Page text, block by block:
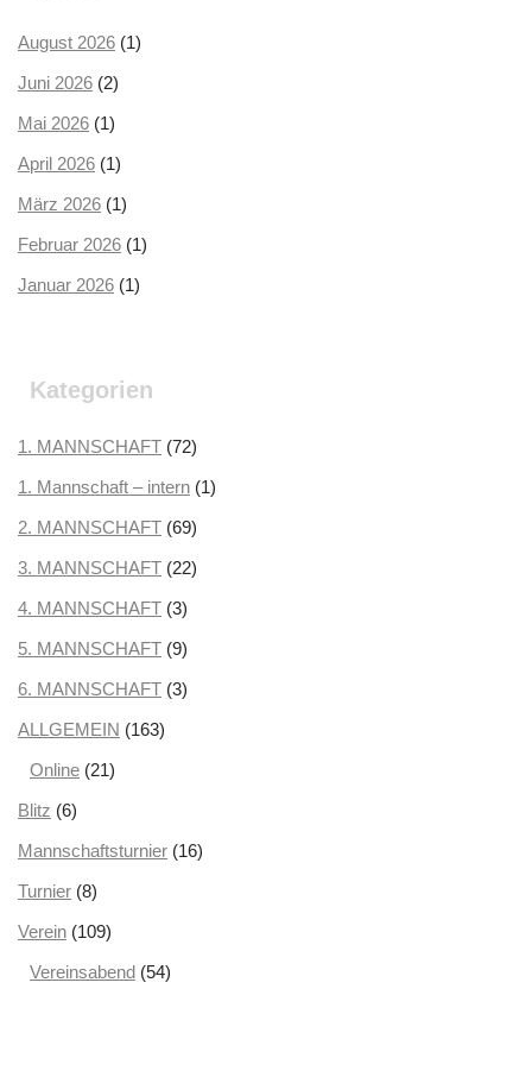
August 2026 (1)
Juni 2026 (2)
Mai 2026 (1)
April 2026 (1)
März 2026 (1)
Februar 2026 (1)
Januar 2026 (1)
September 2025
August 2025(2)
Juli 2025(3)
Juni 2025(1)
Mai 2025(1)
April 2025(3)
März 2025(3)
Februar 2025(2)
Januar 2025(2)
Dezember 2024
November 2024
Oktober 2024(2)
September 2024
August 2024
Juni 2024(1)
Kategorien
1. MANNSCHAFT (72)
1. Mannschaft – intern (1)
2. MANNSCHAFT (69)
3. MANNSCHAFT (22)
4. MANNSCHAFT (3)
5. MANNSCHAFT (9)
6. MANNSCHAFT (3)
ALLGEMEIN (163)
Online (21)
Blitz (6)
Mannschaftsturnier (16)
Turnier (8)
Verein (109)
Vereinsabend (54)